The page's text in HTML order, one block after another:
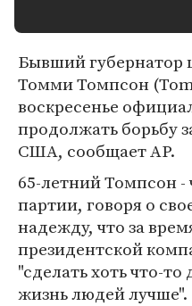
Бывший губернатор
Томми Томпсон
воскресенье
продолжать борьбу
США, сообщает AP.
65-летний Томпсон -
партии, говоря о
надежду, что за
президентской
"сделать хоть что-
жизнь людей лучше".